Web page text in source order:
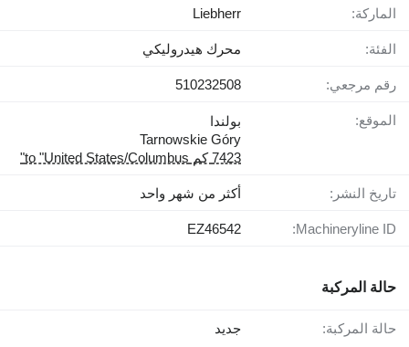
الماركة: Liebherr
الفئة: محرك هيدروليكي
رقم مرجعي: 510232508
الموقع:
بولندا
Tarnowskie Góry
7423 كم to "United States/Columbus"
تاريخ النشر: أكثر من شهر واحد
Machineryline ID:
EZ46542
حالة المركبة
حالة المركبة: جديد